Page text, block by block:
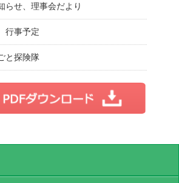
せ、理事会だより
行事予定
と探険隊